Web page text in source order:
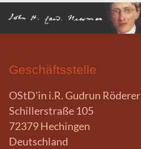
Geschäftsstelle
OStD'in i.R. Gudrun Röderer
Schillerstraße 105
72379 Hechingen
Deutschland